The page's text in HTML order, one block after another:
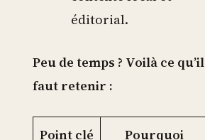
éditorial.
Peu de temps ? Voilà ce qu’il
faut retenir :
Point clé Pourquoi